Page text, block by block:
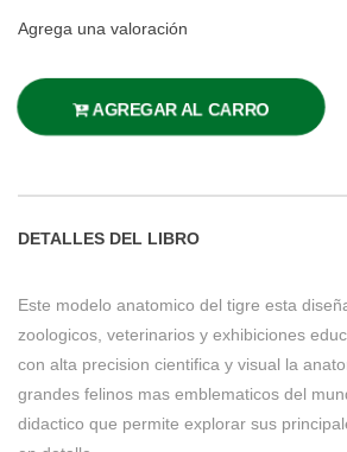
Agrega una valoración
AGREGAR AL CARRO
DETALLES DEL LIBRO
Este modelo anatomico del tigre esta
zoologicos, veterinarios y exhibiciones
con alta precision cientifica y visual la
grandes felinos mas emblematicos del
didactico que permite explorar sus